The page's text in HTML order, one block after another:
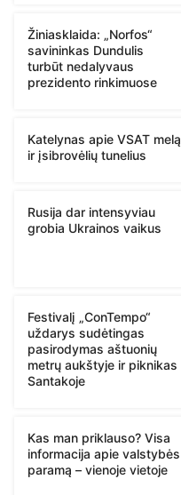
Žiniasklaida: „Norfos“
savininkas Dundulis
turbūt nedalyvaus
prezidento rinkimuose
Katelynas apie VSAT melą
ir įsibrovėlių tunelius
Rusija dar intensyviau
grobia Ukrainos vaikus
Festivalį „ConTempo“
uždarys sudėtingas
pasirodymas aštuonių
metrų aukštyje ir piknikas
Santakoje
Kas man priklauso? Visa
informacija apie valstybės
paramą – vienoje vietoje